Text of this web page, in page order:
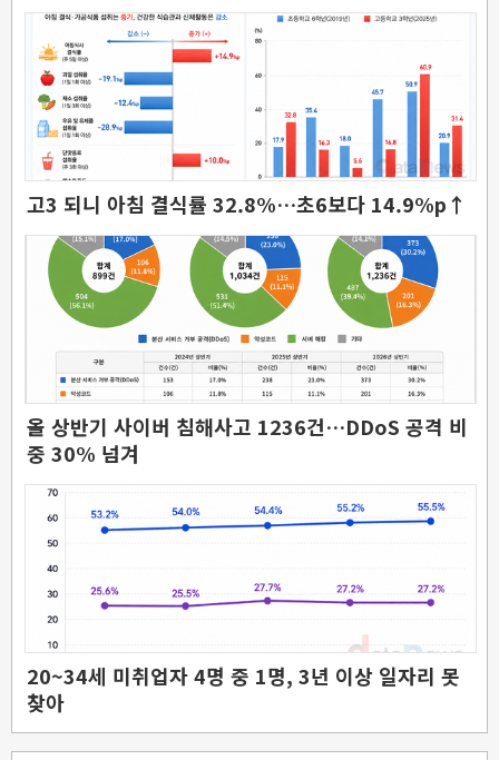
고3 되니 아침 결식률 32.8%…초6보다 14.9%p↑
올 상반기 사이버 침해사고 1236건…DDoS 공격 비
중 30% 넘겨
20~34세 미취업자 4명 중 1명, 3년 이상 일자리 못
찾아